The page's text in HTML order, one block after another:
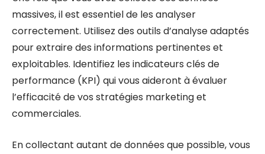
massives, il est essentiel de les analyser
correctement. Utilisez des outils d’analyse adaptés
pour extraire des informations pertinentes et
exploitables. Identifiez les indicateurs clés de
performance (KPI) qui vous aideront à évaluer
l’efficacité de vos stratégies marketing et
commerciales.
En collectant autant de données que possible, vous